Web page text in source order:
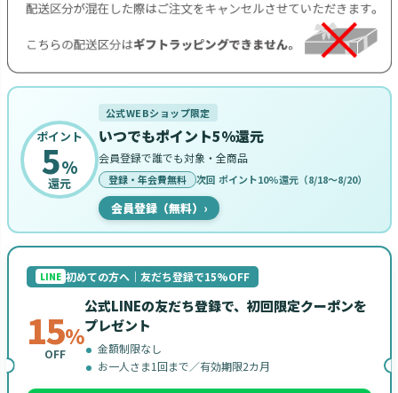
ポイント
5%
還元
公式WEBショップ限定
いつでもポイント5%還元
会員登録で誰でも対象・全商品
登録・年会費無料 次回 ポイント10%還元（8/18〜8/20）
会員登録（無料） ›
LINE 初めての方へ｜友だち登録で15%OFF
15%
OFF
公式LINEの友だち登録で、初回限定クーポンを
プレゼント
金額制限なし
お一人さま1回まで／有効期限2カ月